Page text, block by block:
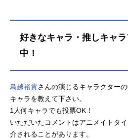
好きなキャラ・推しキャ
中！
鳥越裕貴さんの演じるキャラクター
キャラを教えて下さい。
1人何キャラでも投票OK！
いただいたコメントはアニメイトタ
介されることがあります。